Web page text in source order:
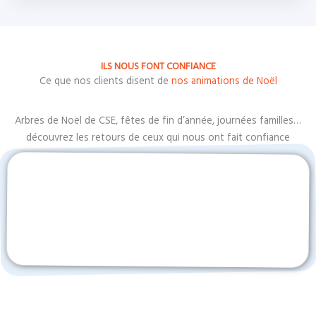
ILS NOUS FONT CONFIANCE
Ce que nos clients disent de nos animations de Noël
Arbres de Noël de CSE, fêtes de fin d’année, journées familles…
découvrez les retours de ceux qui nous ont fait confiance